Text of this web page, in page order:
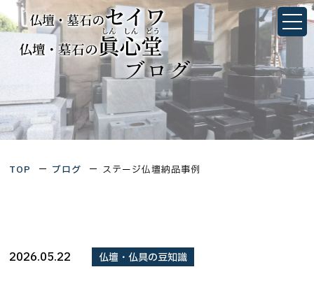
ステージ仏壇納品事例｜墓石・仏壇のことなら静岡
県浜松市・愛知県豊橋市にあるセイワ／眞心堂
静岡県浜松市中央区佐鳴台1丁目4-27
墓石シミュレーション
TOP ブログ ステージ仏壇納品事例
2026.05.22 仏壇・仏具の豆知識